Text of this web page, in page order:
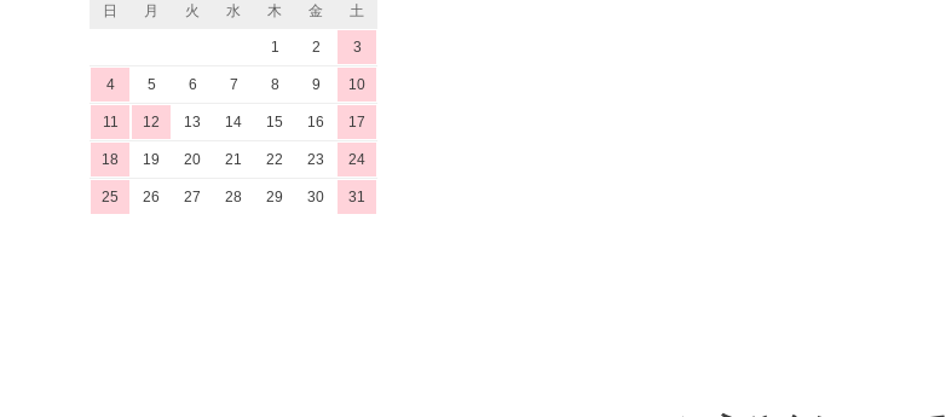
日 月 火 水 木 金 土
1 2 3
4 5 6 7 8 9 10
11 12 13 14 15 16 17
18 19 20 21 22 23 24
25 26 27 28 29 30 31